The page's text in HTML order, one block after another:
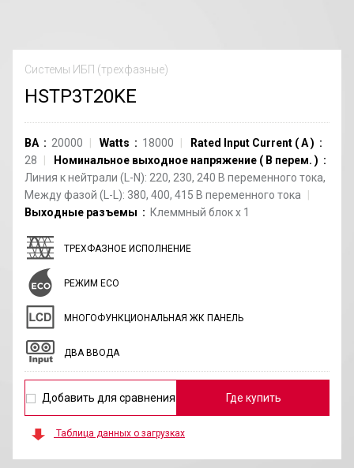
Системы ИБП (трехфазные)
HSTP3T20KE
ВА 20000 Watts 18000 Rated Input Current (A)
28
Номинальное выходное напряжение ( В перем. )
Линия к нейтрали (L-N): 220, 230, 240 В переменного тока,
Между фазой (L-L): 380, 400, 415 В переменного тока
Выходные разъемы
Клеммный блокx 1
ТРЕХФАЗНОЕ ИСПОЛНЕНИЕ
РЕЖИМ ECO
МНОГОФУНКЦИОНАЛЬНАЯ ЖК ПАНЕЛЬ
ДВА ВВОДА
Добавить для сравнения Где купить
Таблица данных о загрузках